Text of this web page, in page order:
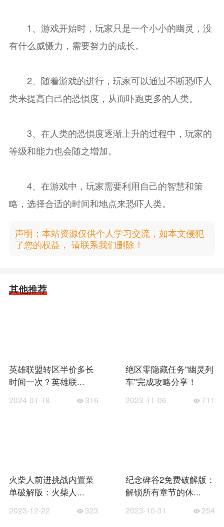
1、游戏开始时，玩家只是一个小小的幽灵，没
有什么威慑力，需要努力的成长。
2、随着游戏的进行，玩家可以通过不断恐吓人
类来提高自己的恐惧度，从而吓跑更多的人类。
3、在人类的恐惧度逐渐上升的过程中，玩家的
等级和能力也会随之增加。
4、在游戏中，玩家需要利用自己的智慧和策
略，选择合适的时间和地点来恐吓人类。
声明：本站资源仅供个人学习交流，如本文侵犯
了您的权益， 请联系我们删除！
其他推荐
英雄联盟转区半价多长
时间一次？英雄联...
2024-01-18 316
绝区零隐藏任务"幽灵列
车"完成攻略分享！
2023-11-06 711
火柴人前进挑战内置菜
单破解版：火柴人...
2023-12-22 323
纪念碑谷2免费破解版：
解锁所有章节的休...
2023-10-31 254